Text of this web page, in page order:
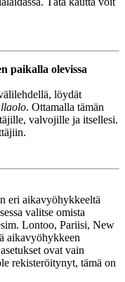
paikalla olevissa
löydät
. Ottamalla tämän
valvojille ja itsellesi.
eri aikavyöhykkeeltä
valitse omista
Lontoo, Pariisi, New
aikavyöhykkeen
ovat vain
rekisteröitynyt, tämä on